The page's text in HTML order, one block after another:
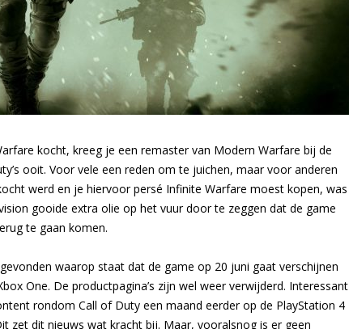
kocht, kreeg je een remaster van Modern Warfare bij de
ooit. Voor vele een reden om te juichen, maar voor anderen
werd en je hiervoor persé Infinite Warfare moest kopen, was
gooide extra olie op het vuur door te zeggen dat de game
te gaan komen.
waarop staat dat de game op 20 juni gaat verschijnen
One. De productpagina’s zijn wel weer verwijderd. Interessant
rondom Call of Duty een maand eerder op de PlayStation 4
zet dit nieuws wat kracht bij. Maar, vooralsnog is er geen